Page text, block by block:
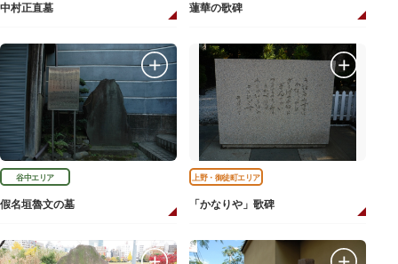
中村正直墓 蓮華の歌碑
谷中エリア
假名垣魯文の墓
上野・御徒町エリア
「かなりや」歌碑